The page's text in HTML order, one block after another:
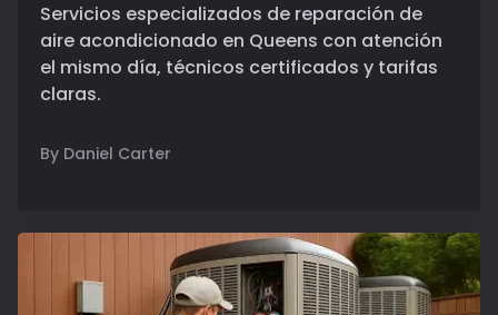
Servicios especializados de reparación de
aire acondicionado en Queens con atención
el mismo día, técnicos certificados y tarifas
claras.
By Daniel Carter